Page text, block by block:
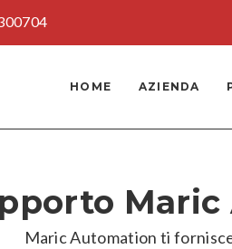
HOME AZIENDA
Maric Automation ti